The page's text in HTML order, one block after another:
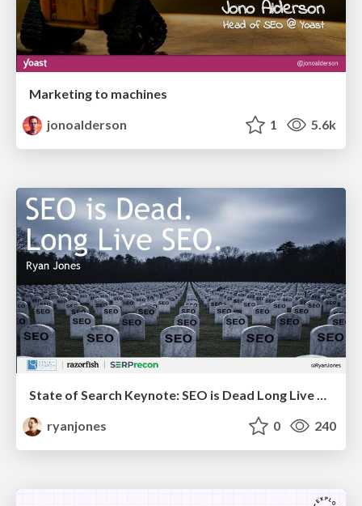
Marketing to machines
jonoalderson
1 5.6k
State of Search Keynote: SEO is Dead Long Live SEO
ryanjones
0 240